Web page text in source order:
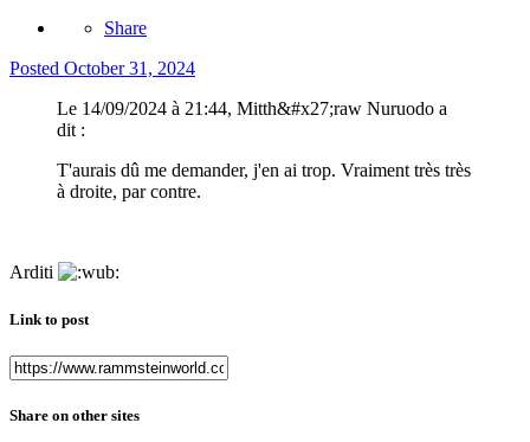
Share
Posted October 31, 2024
Le 14/09/2024 à 21:44, Mitth&#x27;raw Nuruodo a
dit :
T'aurais dû me demander, j'en ai trop. Vraiment très très
à droite, par contre.
Arditi
Link to post
Share on other sites